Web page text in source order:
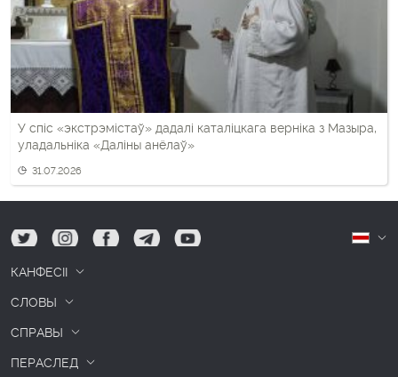
У спіс «экстрэмістаў» дадалі каталіцкага верніка з Мазыра,
уладальніка «Даліны анёлаў»
31.07.2026
tw ig fb tg yt
КАНФЕСІІ
СЛОВЫ
СПРАВЫ
ПЕРАСЛЕД